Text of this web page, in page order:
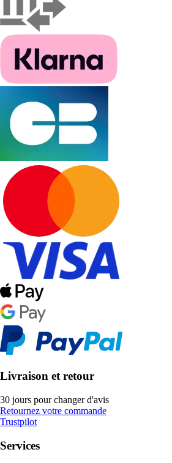
Livraison et retour
30 jours pour changer d'avis
Retournez votre commande
Trustpilot
Services